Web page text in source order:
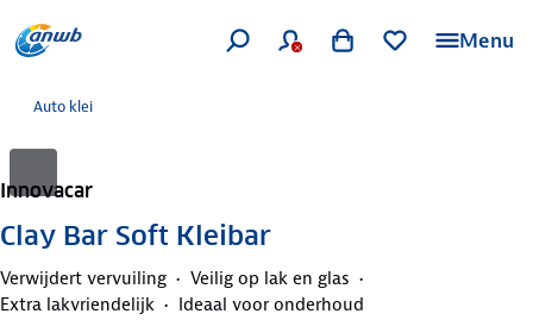
Menu
Auto klei
Innovacar
Clay Bar Soft Kleibar
Verwijdert vervuiling
Veilig op lak en glas
Extra lakvriendelijk
Ideaal voor onderhoud